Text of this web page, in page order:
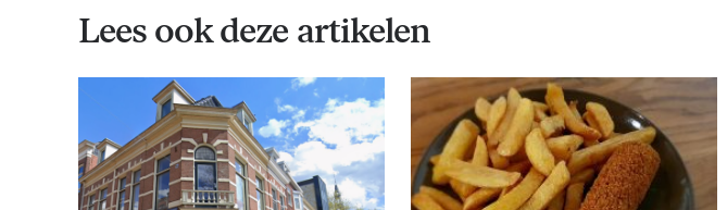
Lees ook deze artikelen